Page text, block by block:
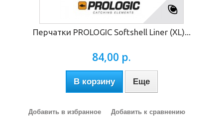
Перчатки PROLOGIC Softshell Liner (XL)...
84,00 р.
В корзину Еще
Добавить в избранное Добавить к сравнению